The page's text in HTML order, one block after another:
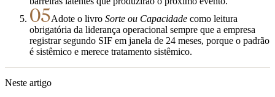
05Adote o livro Sorte ou Capacidadecomo leitura
obrigatória da liderança operacional sempre que a empresa
registrar segundo SIF em janela de 24 meses, porque o padrão
é sistêmico e merece tratamento sistêmico.
Neste artigo